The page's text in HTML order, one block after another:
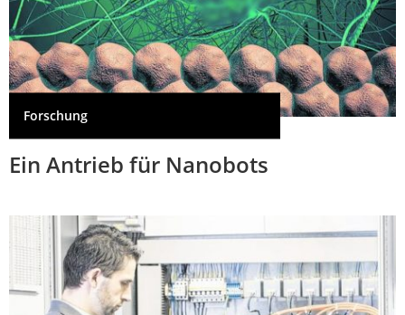
Forschung
Ein Antrieb für Nanobots